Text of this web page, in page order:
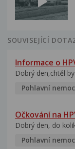
SOUVISEJÍCÍ
Informace o
Dobrý den,chtěl
Pohlavní
Očkování na
Dobrý den, do
Pohlavní